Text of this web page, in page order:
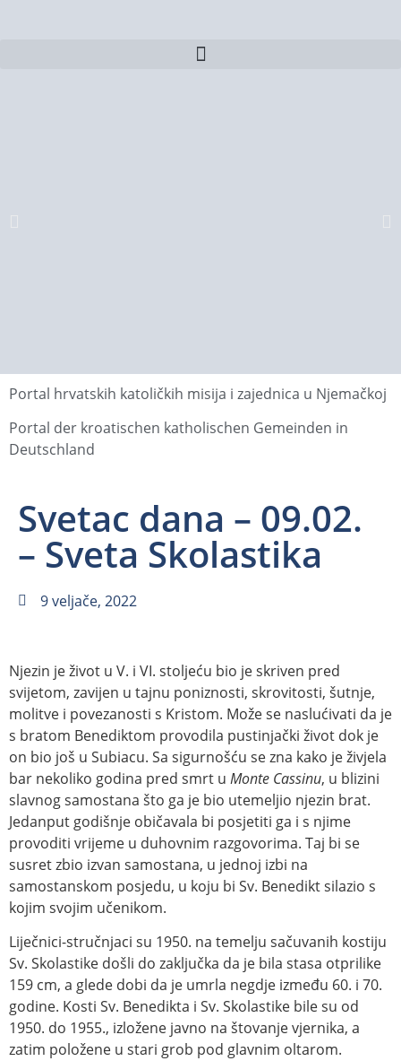
Portal hrvatskih katoličkih misija i zajednica u Njemačkoj
Portal der kroatischen katholischen Gemeinden in
Deutschland
Svetac dana – 09.02.
– Sveta Skolastika
9 veljače, 2022
Njezin je život u V. i VI. stoljeću bio je skriven pred
svijetom, zavijen u tajnu poniznosti, skrovitosti, šutnje,
molitve i povezanosti s Kristom. Može se naslućivati da je
s bratom Benediktom provodila pustinjački život dok je
on bio još u Subiacu. Sa sigurnošću se zna kako je živjela
bar nekoliko godina pred smrt u Monte Cassinu, u blizini
slavnog samostana što ga je bio utemeljio njezin brat.
Jedanput godišnje običavala bi posjetiti ga i s njime
provoditi vrijeme u duhovnim razgovorima. Taj bi se
susret zbio izvan samostana, u jednoj izbi na
samostanskom posjedu, u koju bi Sv. Benedikt silazio s
kojim svojim učenikom.
Liječnici-stručnjaci su 1950. na temelju sačuvanih kostiju
Sv. Skolastike došli do zaključka da je bila stasa otprilike
159 cm, a glede dobi da je umrla negdje između 60. i 70.
godine. Kosti Sv. Benedikta i Sv. Skolastike bile su od
1950. do 1955., izložene javno na štovanje vjernika, a
zatim položene u stari grob pod glavnim oltarom.